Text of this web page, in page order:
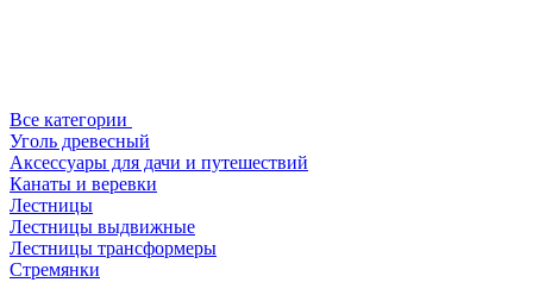
Все категории
Уголь древесный
Аксессуары для дачи и путешествий
Канаты и веревки
Лестницы
Лестницы выдвижные
Лестницы трансформеры
Стремянки